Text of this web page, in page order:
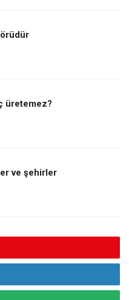
üretemez?
ve şehirler